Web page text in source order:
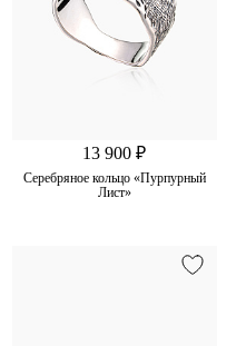
13 900 ₽
Серебряное кольцо «Пурпурный
Лист»